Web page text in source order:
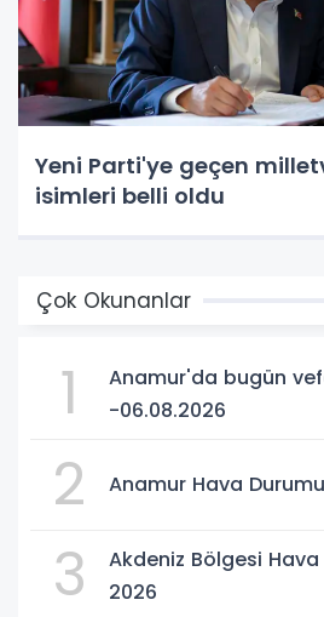
Yeni Parti'ye geçen
isimleri belli oldu
Çok Okunanlar
1
Anamur'da bugün
-06.08.2026
2 Anamur Hava
3
Akdeniz Bölgesi
2026